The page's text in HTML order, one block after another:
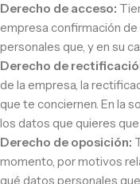
Derecho de acceso:
empresa confirmación
personales que, y en su
Derecho de
de la empresa, la
que te conciernen. En la
los datos que quieres
Derecho de oposición:
momento, por motivos
qué datos personales